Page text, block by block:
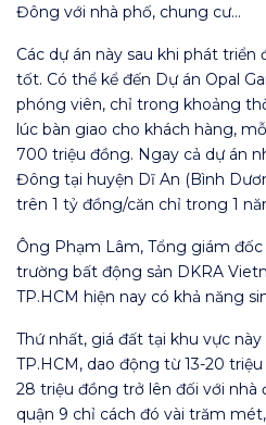
Đông với nhà phố, chung cư…
Các dự án này sau khi phát triển
tốt. Có thể kể đến Dự án Opal
phóng viên, chỉ trong khoảng
lúc bàn giao cho khách hàng,
700 triệu đồng. Ngay cả dự án
Đông tại huyện Dĩ An (Bình
trên 1 tỷ đồng/căn chỉ trong 1
Ông Phạm Lâm, Tổng giám
trường bất động sản DKRA
TP.HCM hiện nay có khả năng
Thứ nhất, giá đất tại khu vực
TP.HCM, dao động từ 13-20
28 triệu đồng trở lên đối với nhà
quận 9 chỉ cách đó vài trăm